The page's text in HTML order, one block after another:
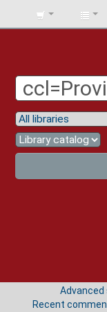
BIBLIOTECA
Advanced
Recent